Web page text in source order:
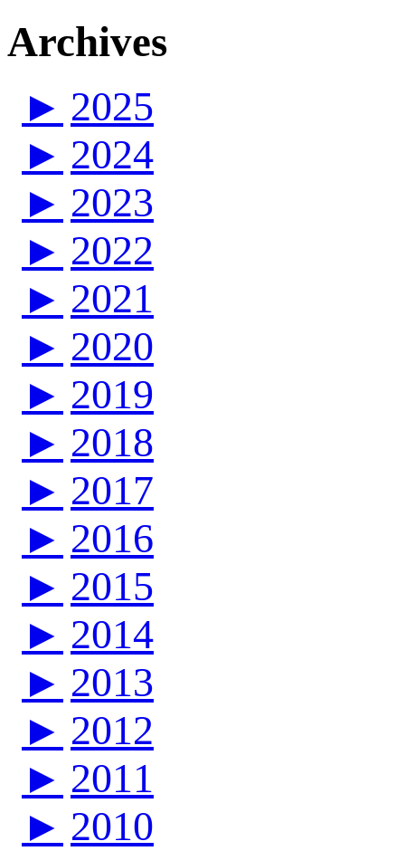
Archives
► 2025
► 2024
► 2023
► 2022
► 2021
► 2020
► 2019
► 2018
► 2017
► 2016
► 2015
► 2014
► 2013
► 2012
► 2011
► 2010